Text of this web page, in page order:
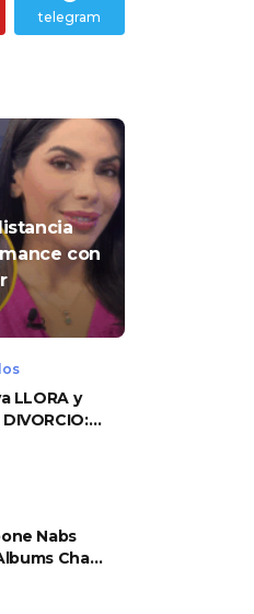
telegram
con
LLORA y
Nabs
Chart